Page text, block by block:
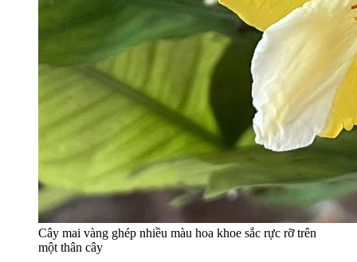
Cây mai vàng ghép nhiều màu hoa khoe sắc rực rỡ trên
một thân cây